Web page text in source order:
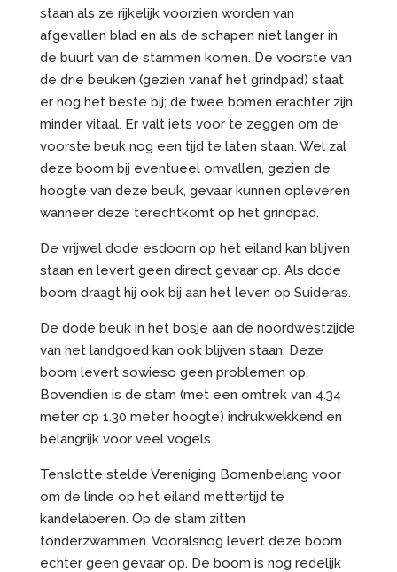
staan als ze rijkelijk voorzien worden van
afgevallen blad en als de schapen niet langer in
de buurt van de stammen komen. De voorste van
de drie beuken (gezien vanaf het grindpad) staat
er nog het beste bij; de twee bomen erachter zijn
minder vitaal. Er valt iets voor te zeggen om de
voorste beuk nog een tijd te laten staan. Wel zal
deze boom bij eventueel omvallen, gezien de
hoogte van deze beuk, gevaar kunnen opleveren
wanneer deze terechtkomt op het grindpad.
De vrijwel dode esdoorn op het eiland kan blijven
staan en levert geen direct gevaar op. Als dode
boom draagt hij ook bij aan het leven op Suideras.
De dode beuk in het bosje aan de noordwestzijde
van het landgoed kan ook blijven staan. Deze
boom levert sowieso geen problemen op.
Bovendien is de stam (met een omtrek van 4.34
meter op 1.30 meter hoogte) indrukwekkend en
belangrijk voor veel vogels.
Tenslotte stelde Vereniging Bomenbelang voor
om de linde op het eiland mettertijd te
kandelaberen. Op de stam zitten
tonderzwammen. Vooralsnog levert deze boom
echter geen gevaar op. De boom is nog redelijk